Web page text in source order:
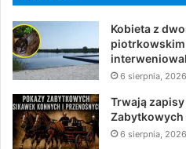
Kobieta z
piotrkowskim
6 sierpnia, 2026
Trwają
Zabytkowych
6 sierpnia, 2026